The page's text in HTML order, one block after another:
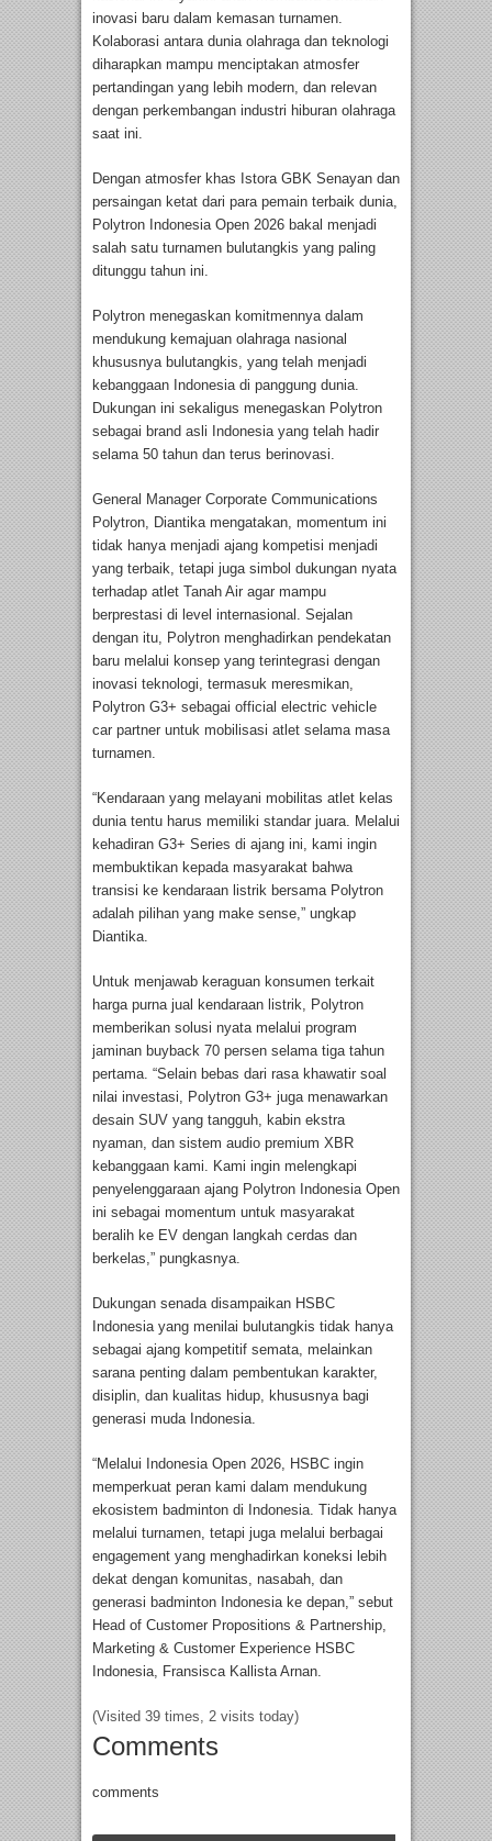
inovasi baru dalam kemasan turnamen.
Kolaborasi antara dunia olahraga dan teknologi
diharapkan mampu menciptakan atmosfer
pertandingan yang lebih modern, dan relevan
dengan perkembangan industri hiburan olahraga
saat ini.
Dengan atmosfer khas Istora GBK Senayan dan
persaingan ketat dari para pemain terbaik dunia,
Polytron Indonesia Open 2026 bakal menjadi
salah satu turnamen bulutangkis yang paling
ditunggu tahun ini.
Polytron menegaskan komitmennya dalam
mendukung kemajuan olahraga nasional
khususnya bulutangkis, yang telah menjadi
kebanggaan Indonesia di panggung dunia.
Dukungan ini sekaligus menegaskan Polytron
sebagai brand asli Indonesia yang telah hadir
selama 50 tahun dan terus berinovasi.
General Manager Corporate Communications
Polytron, Diantika mengatakan, momentum ini
tidak hanya menjadi ajang kompetisi menjadi
yang terbaik, tetapi juga simbol dukungan nyata
terhadap atlet Tanah Air agar mampu
berprestasi di level internasional. Sejalan
dengan itu, Polytron menghadirkan pendekatan
baru melalui konsep yang terintegrasi dengan
inovasi teknologi, termasuk meresmikan,
Polytron G3+ sebagai official electric vehicle
car partner untuk mobilisasi atlet selama masa
turnamen.
“Kendaraan yang melayani mobilitas atlet kelas
dunia tentu harus memiliki standar juara. Melalui
kehadiran G3+ Series di ajang ini, kami ingin
membuktikan kepada masyarakat bahwa
transisi ke kendaraan listrik bersama Polytron
adalah pilihan yang make sense,” ungkap
Diantika.
Untuk menjawab keraguan konsumen terkait
harga purna jual kendaraan listrik, Polytron
memberikan solusi nyata melalui program
jaminan buyback 70 persen selama tiga tahun
pertama. “Selain bebas dari rasa khawatir soal
nilai investasi, Polytron G3+ juga menawarkan
desain SUV yang tangguh, kabin ekstra
nyaman, dan sistem audio premium XBR
kebanggaan kami. Kami ingin melengkapi
penyelenggaraan ajang Polytron Indonesia Open
ini sebagai momentum untuk masyarakat
beralih ke EV dengan langkah cerdas dan
berkelas,” pungkasnya.
Dukungan senada disampaikan HSBC
Indonesia yang menilai bulutangkis tidak hanya
sebagai ajang kompetitif semata, melainkan
sarana penting dalam pembentukan karakter,
disiplin, dan kualitas hidup, khususnya bagi
generasi muda Indonesia.
“Melalui Indonesia Open 2026, HSBC ingin
memperkuat peran kami dalam mendukung
ekosistem badminton di Indonesia. Tidak hanya
melalui turnamen, tetapi juga melalui berbagai
engagement yang menghadirkan koneksi lebih
dekat dengan komunitas, nasabah, dan
generasi badminton Indonesia ke depan,” sebut
Head of Customer Propositions & Partnership,
Marketing & Customer Experience HSBC
Indonesia, Fransisca Kallista Arnan.
(Visited 39 times, 2 visits today)
Comments
comments